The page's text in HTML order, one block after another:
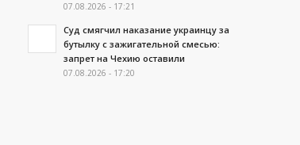
07.08.2026 - 17:21
Суд смягчил наказание украинцу за
бутылку с зажигательной смесью:
запрет на Чехию оставили
07.08.2026 - 17:20